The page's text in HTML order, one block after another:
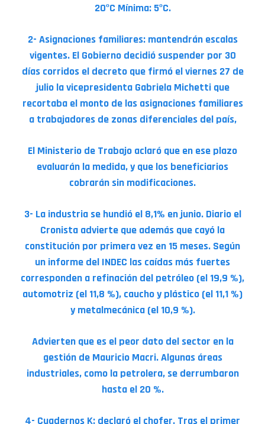
20ºC Mínima: 5ºC.
2- Asignaciones familiares: mantendrán escalas
vigentes. El Gobierno decidió suspender por 30
días corridos el decreto que firmó el viernes 27 de
julio la vicepresidenta Gabriela Michetti que
recortaba el monto de las asignaciones familiares
a trabajadores de zonas diferenciales del país,
El Ministerio de Trabajo aclaró que en ese plazo
evaluarán la medida, y que los beneficiarios
cobrarán sin modificaciones.
3- La industria se hundió el 8,1% en junio. Diario el
Cronista advierte que además que cayó la
constitución por primera vez en 15 meses. Según
un informe del INDEC las caídas más fuertes
corresponden a refinación del petróleo (el 19,9 %),
automotriz (el 11,8 %), caucho y plástico (el 11,1 %)
y metalmecánica (el 10,9 %).
Advierten que es el peor dato del sector en la
gestión de Mauricio Macri. Algunas áreas
industriales, como la petrolera, se derrumbaron
hasta el 20 %.
4- Cuadernos K: declaró el chofer. Tras el primer